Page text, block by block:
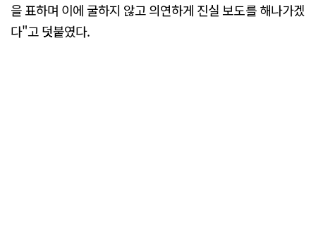
을 표하며 이에 굴하지 않고 의연하게 진실 보도를 해나가겠
다"고 덧붙였다.